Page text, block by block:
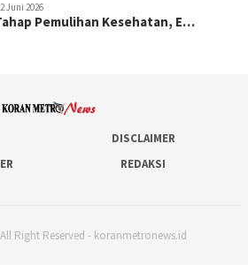
2 Juni 2026
Pemulihan Kesehatan, E…
DISCLAIMER
REDAKSI
Right Reserved - koranmetronews.id